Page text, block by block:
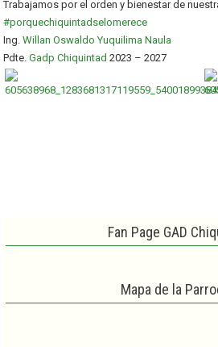
Trabajamos por el orden y bienestar de
#porquechiquintadselomerece
Ing.Willan Oswaldo Yuquilima Naula
Pdte.Gadp Chiquintad2023 – 2027
Fan Page GAD
Mapa de la